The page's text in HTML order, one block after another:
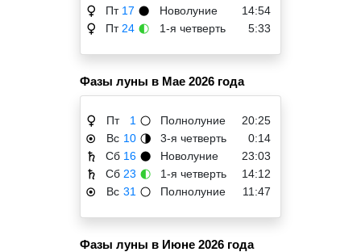
♀ Пт 17 🌑 Новолуние 14:54
♀ Пт 24 🌓 1-я четверть 5:33
Фазы луны в Мае 2026 года
♀ Пт 1 🌕 Полнолуние 20:25
☉ Вс 10 🌗 3-я четверть 0:14
♄ Сб 16 🌑 Новолуние 23:03
♄ Сб 23 🌓 1-я четверть 14:12
☉ Вс 31 🌕 Полнолуние 11:47
Фазы луны в Июне 2026 года